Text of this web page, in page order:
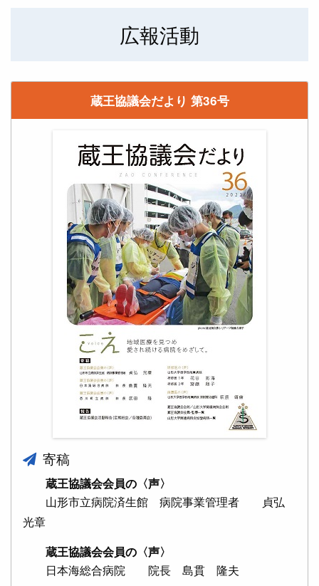
広報活動
蔵王協議会だより 第36号
寄稿
蔵王協議会会員の〈声〉
山形市立病院済生館 病院事業管理者 貞弘
光章
蔵王協議会会員の〈声〉
日本海総合病院 院長 島貫 隆夫